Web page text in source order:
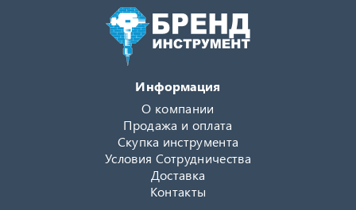
Информация
О компании
Продажа и оплата
Скупка инструмента
Условия Сотрудничества
Доставка
Контакты